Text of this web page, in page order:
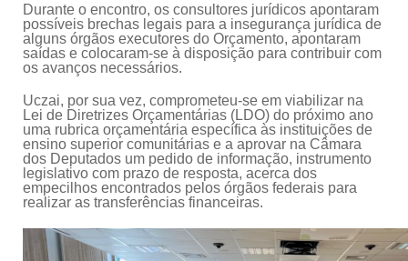
Durante o encontro, os consultores jurídicos apontaram
possíveis brechas legais para a insegurança jurídica de
alguns órgãos executores do Orçamento, apontaram
saídas e colocaram-se à disposição para contribuir com
os avanços necessários.
Uczai, por sua vez, comprometeu-se em viabilizar na
Lei de Diretrizes Orçamentárias (LDO) do próximo ano
uma rubrica orçamentária específica às instituições de
ensino superior comunitárias e a aprovar na Câmara
dos Deputados um pedido de informação, instrumento
legislativo com prazo de resposta, acerca dos
empecilhos encontrados pelos órgãos federais para
realizar as transferências financeiras.